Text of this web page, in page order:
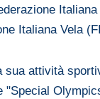
Italiana Vela
attività